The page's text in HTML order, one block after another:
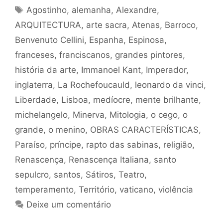
Tags
Agostinho, alemanha,Alexandre,
ARQUITECTURA, arte sacra, Atenas, Barroco,
Benvenuto Cellini, Espanha, Espinosa,
franceses, franciscanos, grandes pintores,
história da arte, Immanoel Kant, Imperador,
inglaterra, La Rochefoucauld, leonardo da vinci,
Liberdade, Lisboa, medíocre, mente brilhante,
michelangelo, Minerva, Mitologia, o cego, o
grande, o menino, OBRAS CARACTERÍSTICAS,
Paraíso, príncipe, rapto das sabinas, religião,
Renascença, Renascença Italiana, santo
sepulcro, santos, Sátiros, Teatro,
temperamento, Território, vaticano, violência
Deixe um comentário